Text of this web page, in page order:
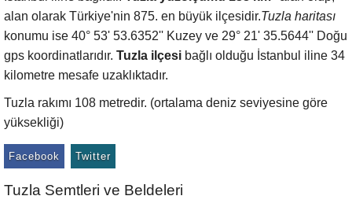
alan olarak Türkiye'nin 875. en büyük ilçesidir.Tuzla haritası
konumu ise 40° 53' 53.6352'' Kuzey ve 29° 21' 35.5644'' Doğu
gps koordinatlarıdır. Tuzla ilçesi bağlı olduğu İstanbul iline 34
kilometre mesafe uzaklıktadır.
Tuzla rakımı 108 metredir. (ortalama deniz seviyesine göre
yüksekliği)
Facebook Twitter
Tuzla Semtleri ve Beldeleri